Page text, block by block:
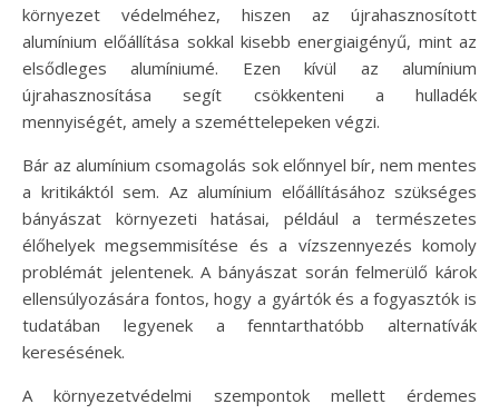
környezet védelméhez, hiszen az újrahasznosított
alumínium előállítása sokkal kisebb energiaigényű, mint az
elsődleges alumíniumé. Ezen kívül az alumínium
újrahasznosítása segít csökkenteni a hulladék
mennyiségét, amely a szeméttelepeken végzi.
Bár az alumínium csomagolás sok előnnyel bír, nem mentes
a kritikáktól sem. Az alumínium előállításához szükséges
bányászat környezeti hatásai, például a természetes
élőhelyek megsemmisítése és a vízszennyezés komoly
problémát jelentenek. A bányászat során felmerülő károk
ellensúlyozására fontos, hogy a gyártók és a fogyasztók is
tudatában legyenek a fenntarthatóbb alternatívák
keresésének.
A környezetvédelmi szempontok mellett érdemes